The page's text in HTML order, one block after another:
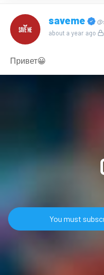
saveme
about a year ago
Привет😀
You must